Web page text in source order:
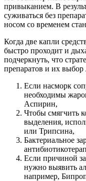
привыканием. В
суживаться без
носом со временем
Когда две капли
быстро проходит и
подчеркнуть, что
препаратов и их выбор
Если насморк
необходимы
Аспирин,
Чтобы смягчить
выделения,
или Трипсина,
Бактериальное
Если причиной
нужно выявить
например,